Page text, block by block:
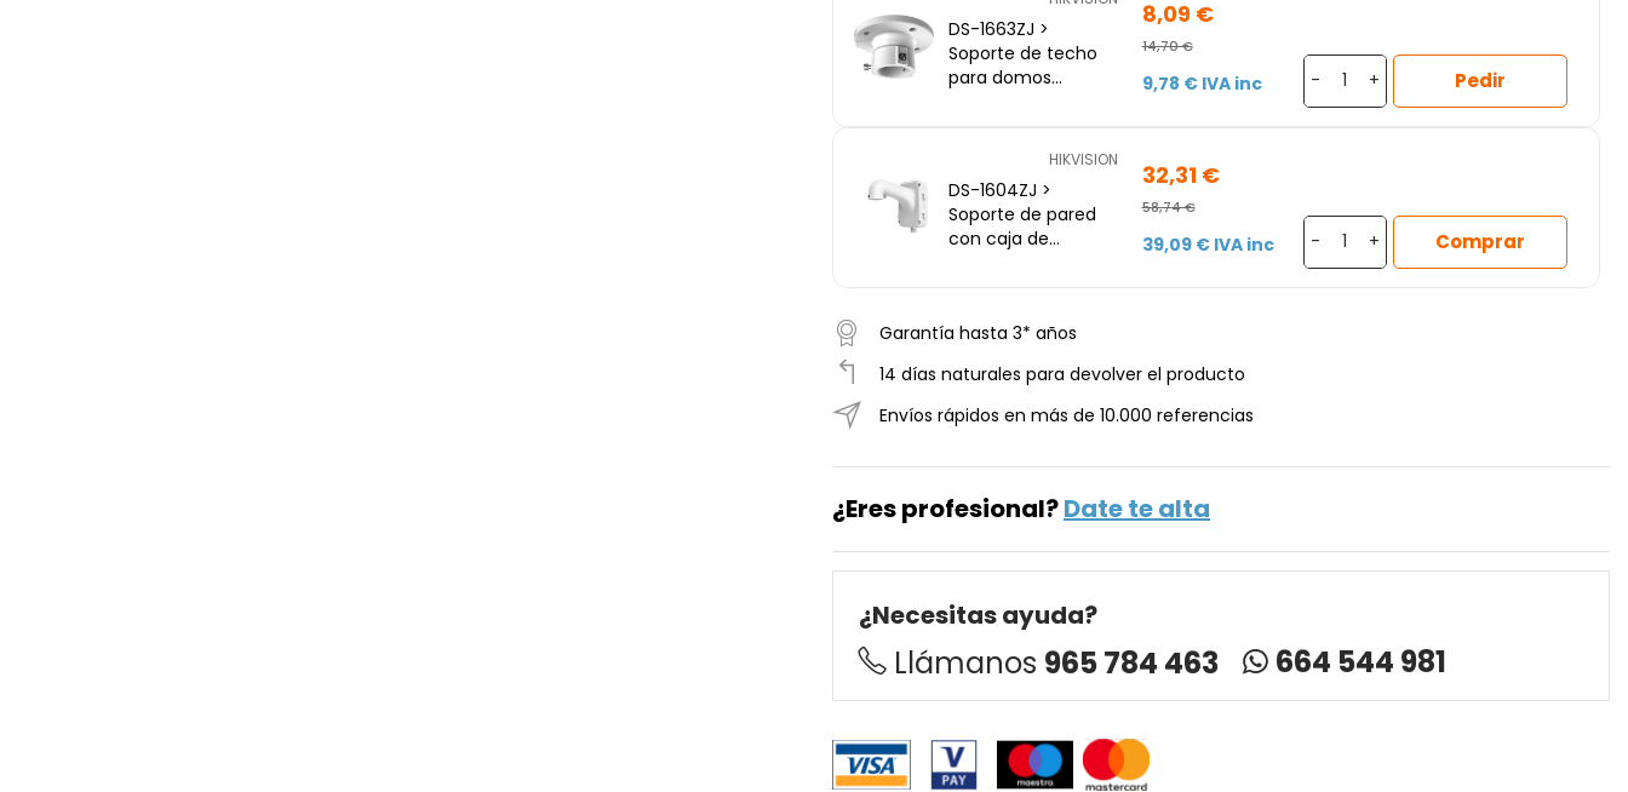
DS-1663ZJ >
Soporte de techo
para domos
aluminio - 57 mm
(diámetro base) -
380 g
8,09 €
14,70 €
9,78 € IVA inc - + Pedir
HIKVISION
DS-1604ZJ >
Soporte de pared
con caja de
Aleación de
32,31 €
58,74 €
39,09 € IVA inc - + Comprar
Garantía hasta 3* años
14 días naturales para devolver el producto
Envíos rápidos en más de 10.000 referencias
¿Eres profesional?Date te alta
¿Necesitas ayuda?
Llámanos 965 784 463 664 544 981